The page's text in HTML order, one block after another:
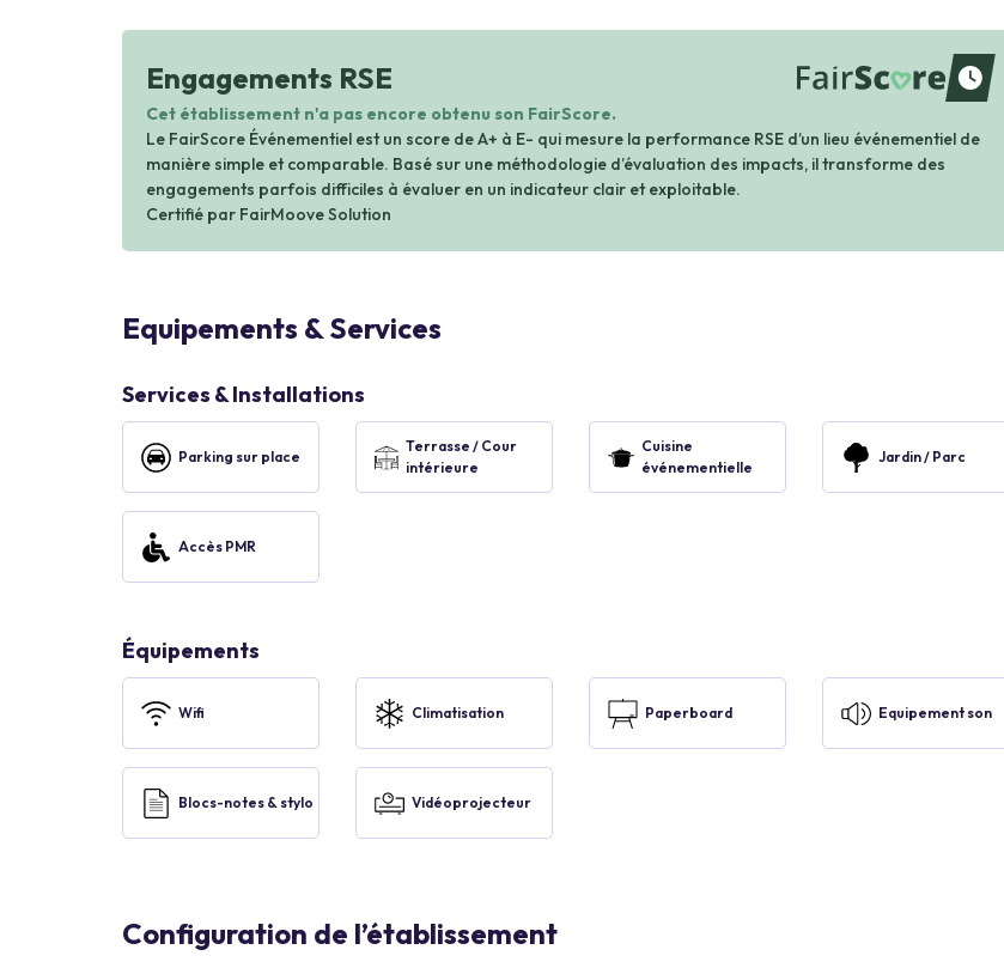
Engagements RSE
waiting
Cet établissement n'a pas encore obtenu son FairScore.
Le FairScore Événementiel est un score de A+ à E- qui mesure la performance RSE d’un lieu événementiel de
manière simple et comparable. Basé sur une méthodologie d’évaluation des impacts, il transforme des
engagements parfois difficiles à évaluer en un indicateur clair et exploitable.
Certifié par FairMoove Solution
Equipements & Services
Services & Installations
Parking sur place
Terrasse / Cour
intérieure
Cuisine
événementielle
Jardin / Parc
Accès PMR
Équipements
Wifi Climatisation Paperboard Equipement son
Blocs-notes & stylo Vidéoprojecteur
Configuration de l’établissement